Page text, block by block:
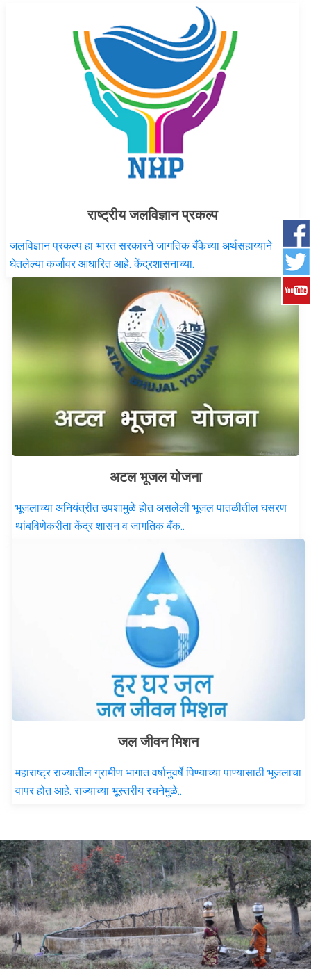
राष्ट्रीय जलविज्ञान प्रकल्प
जलविज्ञान प्रकल्प हा भारत सरकारने जागतिक बँकेच्या अर्थसहाय्याने
घेतलेल्या कर्जावर आधारित आहे. केंद्रशासनाच्या.
अटल भूजल योजना
भूजलाच्या अनियंत्रीत उपशामुळे होत असलेली भूजल पातळीतील घसरण
थांबविणेकरीता केंद्र शासन व जागतिक बँक..
जल जीवन मिशन
महाराष्ट्र राज्यातील ग्रामीण भागात वर्षानुवर्षे पिण्याच्या पाण्यासाठी भूजलाचा
वापर होत आहे. राज्याच्या भूस्तरीय रचनेमुळे..